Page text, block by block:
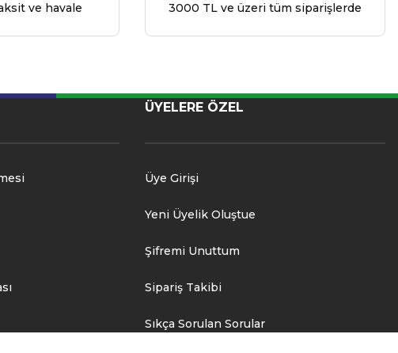
ve havale
3000 TL ve üzeri tüm siparişlerde
ÜYELERE ÖZEL
Üye Girişi
Yeni Üyelik Oluştue
Şifremi Unuttum
Sipariş Takibi
Sıkça Sorulan Sorular